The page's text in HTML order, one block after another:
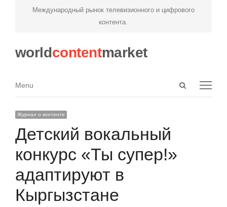
Международный рынок телевизионного и цифрового
контента.
worldcontentmarket
Open
Menu
Menu
Журнал о контенте
Детский вокальный
конкурс «Ты супер!»
адаптируют в
Кыргызстане